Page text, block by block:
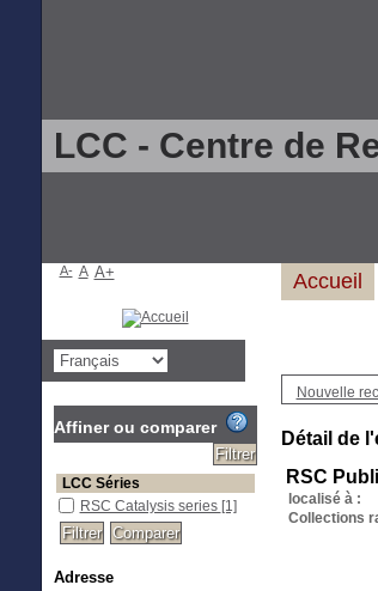
LCC - Centre de
Nouvelle
Détail de
RSC
localisé à :
Collections
Accueil
A- A A+
Affiner ou comparer
LCC Séries
RSC Catalysis series [1]
Adresse